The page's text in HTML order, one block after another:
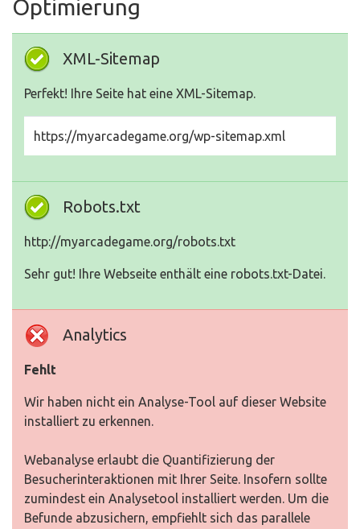
Optimierung
XML-Sitemap
Perfekt! Ihre Seite hat eine XML-Sitemap.
https://myarcadegame.org/wp-sitemap.xml
Robots.txt
http://myarcadegame.org/robots.txt
Sehr gut! Ihre Webseite enthält eine robots.txt-Datei.
Analytics
Fehlt
Wir haben nicht ein Analyse-Tool auf dieser Website
installiert zu erkennen.
Webanalyse erlaubt die Quantifizierung der
Besucherinteraktionen mit Ihrer Seite. Insofern sollte
zumindest ein Analysetool installiert werden. Um die
Befunde abzusichern, empfiehlt sich das parallele